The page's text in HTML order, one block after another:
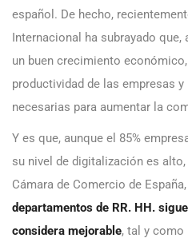
español. De hecho,
Internacional ha subrayado
un buen crecimiento
productividad de las empresas
necesarias para aumentar la
Y es que, aunque el 85%
su nivel de digitalización es
Cámara de Comercio de España,
departamentos de RR. HH.
considera mejorable, tal y